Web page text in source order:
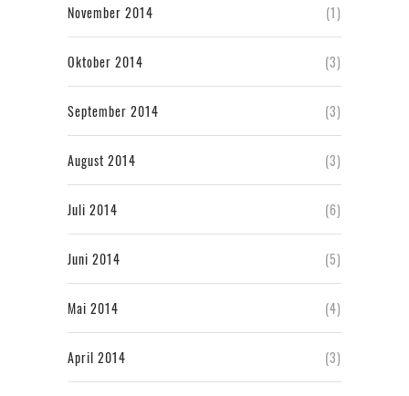
November 2014 (1)
Oktober 2014 (3)
September 2014 (3)
August 2014 (3)
Juli 2014 (6)
Juni 2014 (5)
Mai 2014 (4)
April 2014 (3)